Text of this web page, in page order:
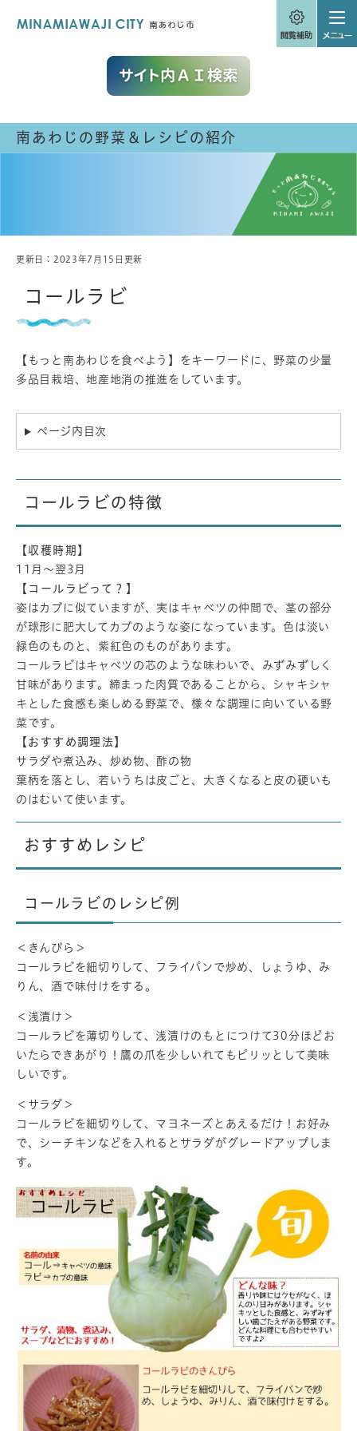
南あわじの野菜＆レシピの紹介
本
更新日：2023年7月15日更新
コールラビ
【もっと南あわじを食べよう】をキーワードに、野菜の少量
多品目栽培、地産地消の推進をしています。
ページ内目次
コールラビの特徴
【収穫時期】
11月～翌3月
【コールラビって？】
姿はカブに似ていますが、実はキャベツの仲間で、茎の部分
が球形に肥大してカブのような姿になっています。色は淡い
緑色のものと、紫紅色のものがあります。
​コールラビはキャベツの芯のような味わいで、みずみずしく
甘味があります。締まった肉質であることから、シャキシャ
キとした食感も楽しめる野菜で、様々な調理に向いている野
菜です。
【おすすめ調理法】
サラダや煮込み、炒め物、酢の物
葉柄を落とし、若いうちは皮ごと、大きくなると皮の硬いも
のはむいて使います。
おすすめレシピ
コールラビのレシピ例
＜きんぴら＞
コールラビを細切りして、フライパンで炒め、しょうゆ、み
りん、酒で味付けをする。
＜浅漬け＞
コールラビを薄切りして、浅漬けのもとにつけて30分ほどお
いたらできあがり！鷹の爪を少しいれてもピリッとして美味
しいです。
＜サラダ＞
コールラビを細切りして、マヨネーズとあえるだけ！お好み
で、シーチキンなどを入れるとサラダがグレードアップしま
す。